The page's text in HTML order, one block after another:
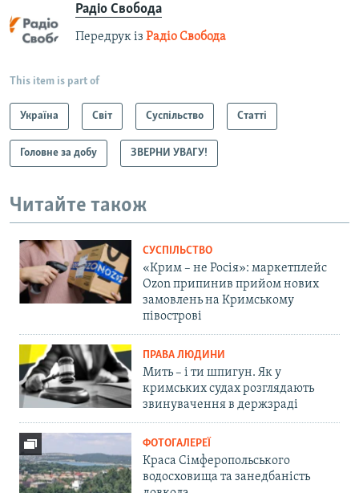
Радіо Свобода
Передрук із Радіо Свобода
This item is part of
Україна Світ Суспільство Статті
Головне за добу ЗВЕРНИ УВАГУ!
Читайте також
СУСПІЛЬСТВО
«Крим – не Росія»: маркетплейс
Ozon припинив прийом нових
замовлень на Кримському
півострові
ПРАВА ЛЮДИНИ
Мить – і ти шпигун. Як у
кримських судах розглядають
звинувачення в держзраді
ФОТОГАЛЕРЕЇ
Краса Сімферопольського
водосховища та занедбаність